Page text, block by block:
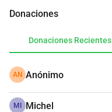
Donaciones
Donaciones Recientes
AN Anónimo
MI Michel